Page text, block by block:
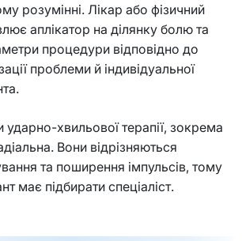
розумінні. Лікар або фізичний
аплікатор на ділянку болю та
процедури відповідно до
проблеми й індивідуальної
ударно-хвильової терапії, зокрема
Вони відрізняються
та поширення імпульсів, тому
має підбирати спеціаліст.